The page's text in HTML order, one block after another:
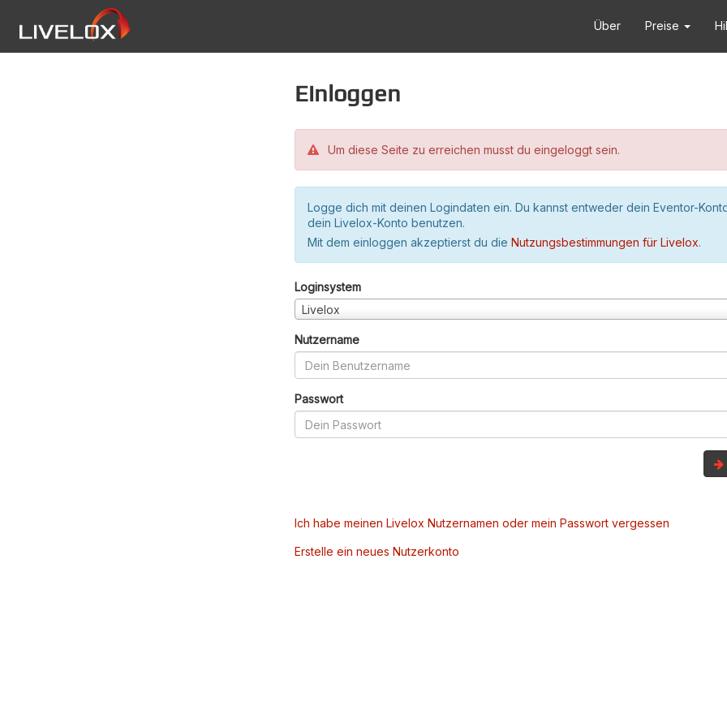
Über Preise
Einloggen
Um diese Seite zu erreichen musst du eingeloggt sein.
Logge dich mit deinen Logindaten ein. Du kannst entweder dein Eventor-
dein Livelox-Konto benutzen.
Mit dem einloggen akzeptierst du die Nutzungsbestimmungen für Livelox.
Loginsystem
Livelox
Nutzername
Passwort
Ich habe meinen Livelox Nutzernamen oder mein Passwort vergessen
Erstelle ein neues Nutzerkonto